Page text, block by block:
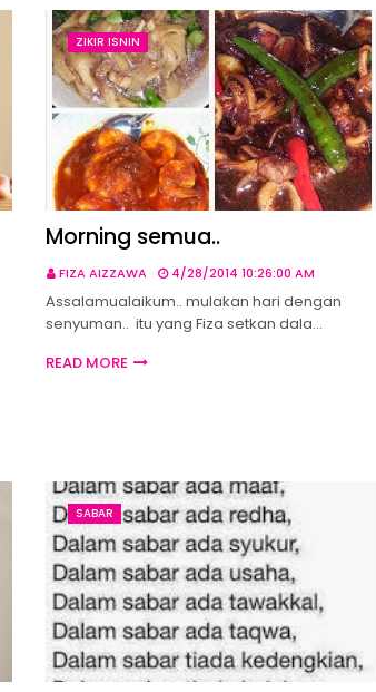
ZIKIR ISNIN
Morning semua..
FIZA AIZZAWA 4/28/2014 10:26:00 AM
Assalamualaikum.. mulakan hari dengan
senyuman.. itu yang Fiza setkan dala…
READ MORE
SABAR